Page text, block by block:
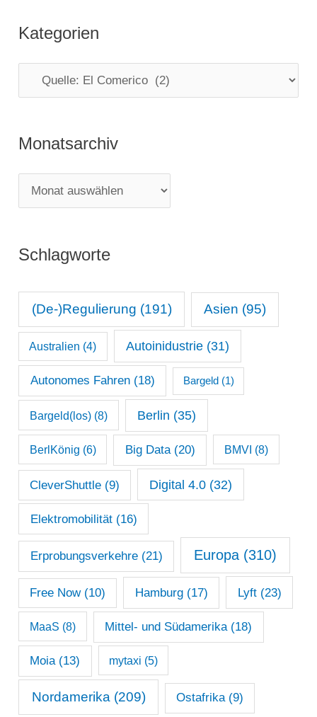
Kategorien
a
e
g
n
Monatsarchiv
o
a
a
h
Schlagworte
(De-)Regulierung (191) Asien (95)
Australien (4) Autoinidustrie(31)
Autonomes Fahren(18) Bargeld(1)
Bargeld(los)(8) Berlin (35)
BerlKönig (6) Big Data(20) BMVI (8)
CleverShuttle (9) Digital 4.0(32)
Elektromobilität(16)
Erprobungsverkehre(21) Europa (310)
Free Now(10) Hamburg(17) Lyft(23)
MaaS (8) Mittel- und Südamerika(18)
Moia(13) mytaxi (5)
Nordamerika(209) Ostafrika(9)